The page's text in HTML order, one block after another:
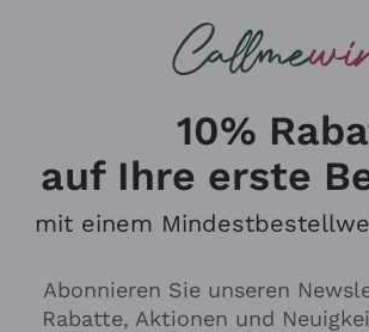
suchst
italienischer
10%
auf Ihre erste
mit einem
Abonnieren Sie unseren
Rabatte, Aktionen und